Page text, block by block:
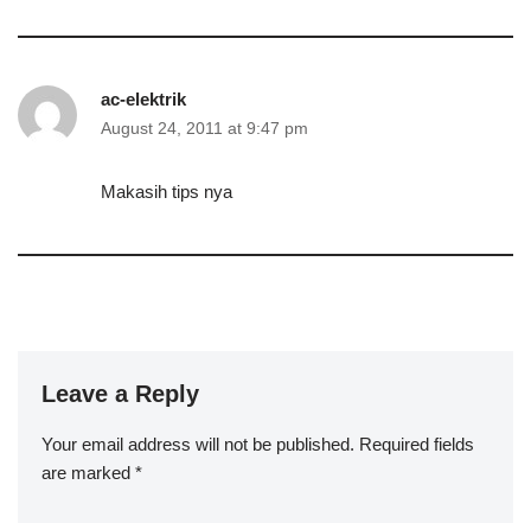
ac-elektrik
August 24, 2011 at 9:47 pm
Makasih tips nya
Leave a Reply
Your email address will not be published. Required fields
are marked *